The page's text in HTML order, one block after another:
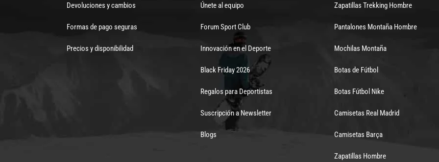
Devoluciones y cambios
Formas de pago seguras
Precios y disponibilidad
Únete al equipo
Forum Sport Club
Innovación en el Deporte
Black Friday 2026
Regalos para Deportistas
Suscripción a Newsletter
Blogs
Zapatillas Trekking Hombre
Pantalones Montaña Hombre
Mochilas Montaña
Botas de Fútbol
Botas Fútbol Nike
Camisetas Real Madrid
Camisetas Barça
Zapatillas Hombre